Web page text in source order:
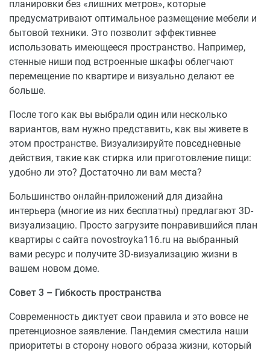
планировки без «лишних метров», которые
предусматривают оптимальное размещение мебели и
бытовой техники. Это позволит эффективнее
использовать имеющееся пространство. Например,
стенные ниши под встроенные шкафы облегчают
перемещение по квартире и визуально делают ее
больше.
После того как вы выбрали один или несколько
вариантов, вам нужно представить, как вы живете в
этом пространстве. Визуализируйте повседневные
действия, такие как стирка или приготовление пищи:
удобно ли это? Достаточно ли вам места?
Большинство онлайн-приложений для дизайна
интерьера (многие из них бесплатны) предлагают 3D-
визуализацию. Просто загрузите понравившийся план
квартиры с сайта novostroyka116.ru на выбранный
вами ресурс и получите 3D-визуализацию жизни в
вашем новом доме.
Совет 3 – Гибкость пространства
Современность диктует свои правила и это вовсе не
претенциозное заявление. Пандемия сместила наши
приоритеты в сторону нового образа жизни, который